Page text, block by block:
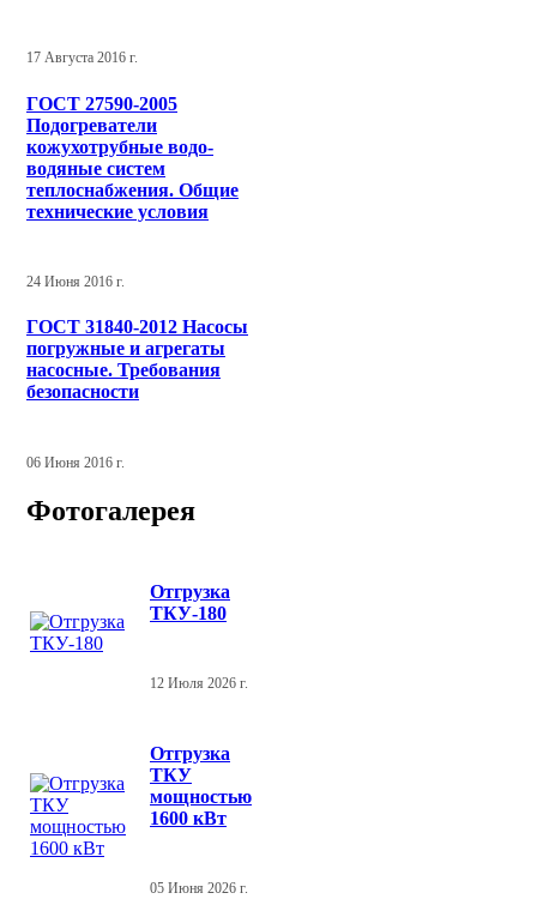
17 Августа 2016 г.
ГОСТ 27590-2005
Подогреватели
кожухотрубные водо-
водяные систем
теплоснабжения. Общие
технические условия
24 Июня 2016 г.
ГОСТ 31840-2012 Насосы
погружные и агрегаты
насосные. Требования
безопасности
06 Июня 2016 г.
Фотогалерея
Отгрузка
ТКУ-180
12 Июля 2026 г.
Отгрузка
ТКУ
мощностью
1600 кВт
05 Июня 2026 г.